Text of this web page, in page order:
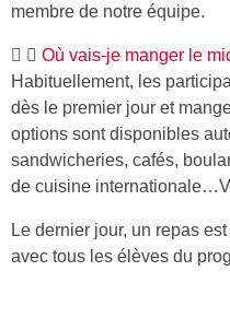
membre de notre équipe.
Où vais-je manger le
Habituellement, les
dès le premier jour et
options sont disponibles
sandwicheries, cafés,
de cuisine
Le dernier jour, un repas
avec tous les élèves du